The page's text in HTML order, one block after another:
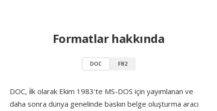
Formatlar hakkında
DOC FB2
DOC, i̇lk olarak Ekim 1983'te MS-DOS için yayımlanan ve
daha sonra dünya genelinde baskın belge oluşturma aracı